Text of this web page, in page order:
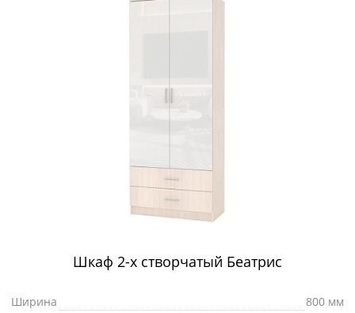
Шкаф 2-х створчатый Беатрис
Ширина
800 мм